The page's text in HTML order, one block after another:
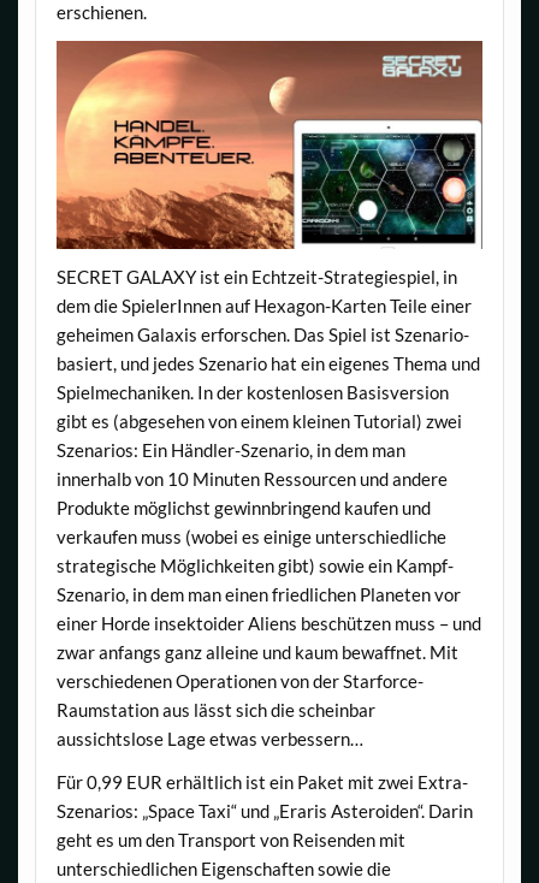
erschienen.
SECRET GALAXY ist ein Echtzeit-Strategiespiel, in
dem die SpielerInnen auf Hexagon-Karten Teile einer
geheimen Galaxis erforschen. Das Spiel ist Szenario-
basiert, und jedes Szenario hat ein eigenes Thema und
Spielmechaniken. In der kostenlosen Basisversion
gibt es (abgesehen von einem kleinen Tutorial) zwei
Szenarios: Ein Händler-Szenario, in dem man
innerhalb von 10 Minuten Ressourcen und andere
Produkte möglichst gewinnbringend kaufen und
verkaufen muss (wobei es einige unterschiedliche
strategische Möglichkeiten gibt) sowie ein Kampf-
Szenario, in dem man einen friedlichen Planeten vor
einer Horde insektoider Aliens beschützen muss – und
zwar anfangs ganz alleine und kaum bewaffnet. Mit
verschiedenen Operationen von der Starforce-
Raumstation aus lässt sich die scheinbar
aussichtslose Lage etwas verbessern…
Für 0,99 EUR erhältlich ist ein Paket mit zwei Extra-
Szenarios: „Space Taxi“ und „Eraris Asteroiden“. Darin
geht es um den Transport von Reisenden mit
unterschiedlichen Eigenschaften sowie die